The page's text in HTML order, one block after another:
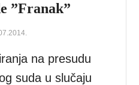
”Franak”
na presudu
suda u slučaju